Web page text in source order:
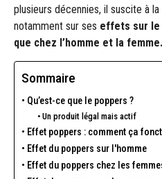
plusieurs décennies, il suscite à
notamment sur ses effets sur le
que chez l’homme et la femme.
Sommaire
Qu’est-ce que le poppers ?
Un produit légal mais actif
Effet poppers : comment ça
Effet du poppers sur l'homme
Effet du poppers chez les